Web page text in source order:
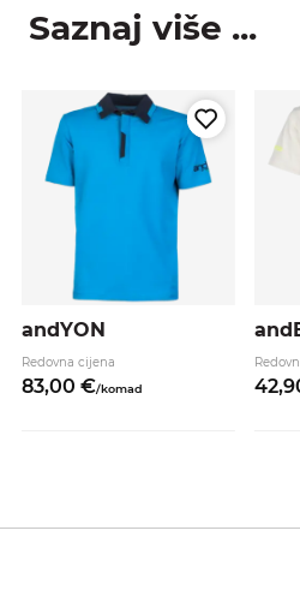
Saznaj više ...
andYON
Redovna cijena
83,00 €/komad 42,